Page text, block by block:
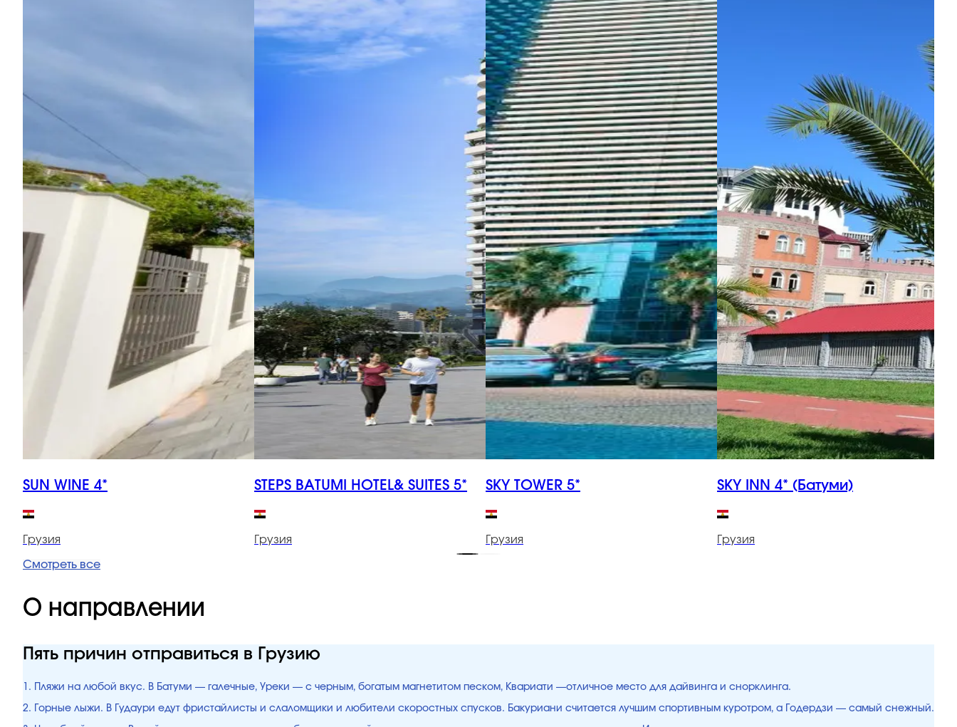
SUN WINE 4*
Грузия
STEPS BATUMI HOTEL& SUITES 5*
Грузия
SKY TOWER 5*
Грузия
SKY INN 4* (Батуми)
Грузия
Смотреть все
О направлении
Пять причин отправиться в Грузию
1. Пляжи на любой вкус. В Батуми — галечные, Уреки — с черным, богатым магнетитом песком, Квариати —отличное место для дайвинга и снорклинга.
2. Горные лыжи. В Гудаури едут фристайлисты и слаломщики и любители скоростных спусков. Бакуриани считается лучшим спортивным куротром, а Годердзи — самый снежный.